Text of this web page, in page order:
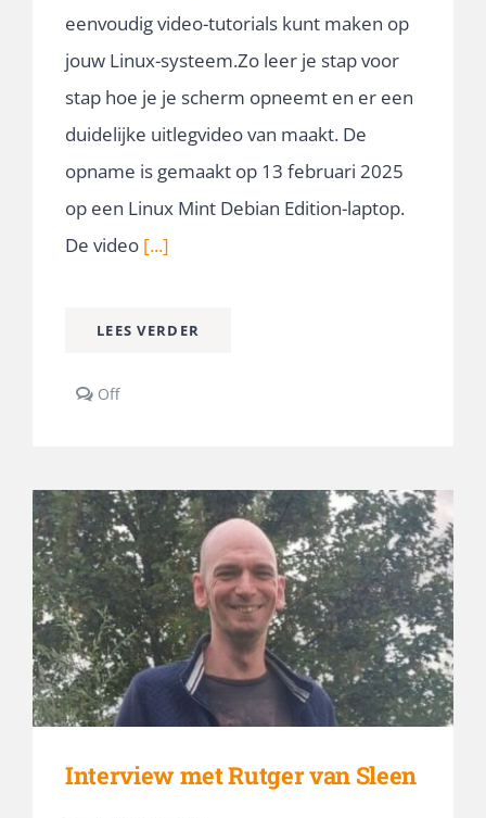
eenvoudig video-tutorials kunt maken op
jouw Linux-systeem.Zo leer je stap voor
stap hoe je je scherm opneemt en er een
duidelijke uitlegvideo van maakt. De
opname is gemaakt op 13 februari 2025
op een Linux Mint Debian Edition-laptop.
De video[...]
LEES VERDER
OffComments
video-
tutorials
maken
op
jouw
Linux-
systeem
Interview met Rutger van Sleen